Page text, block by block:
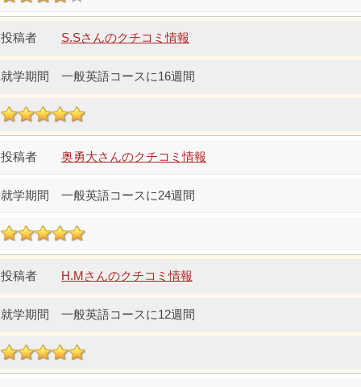
S.Sさんのクチコミ情報
一般英語コースに16週間
奥勇大さんのクチコミ情報
一般英語コースに24週間
H.Mさんのクチコミ情報
一般英語コースに12週間